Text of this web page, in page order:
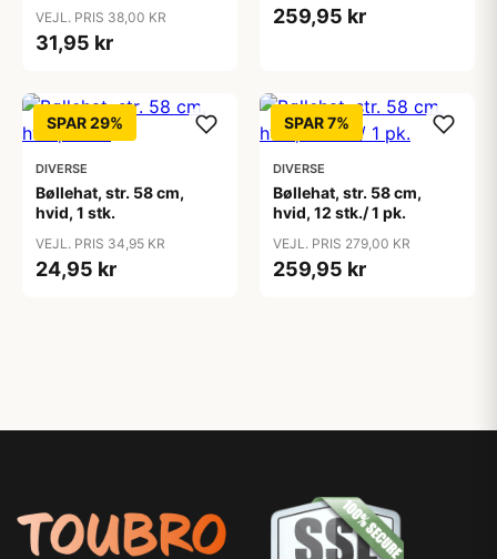
VEJL. PRIS 38,00 KR
31,95 kr
259,95 kr
SPAR 29%
DIVERSE
Bøllehat, str. 58 cm,
hvid, 1 stk.
VEJL. PRIS 34,95 KR
24,95 kr
SPAR 7%
DIVERSE
Bøllehat, str. 58 cm,
hvid, 12 stk./ 1 pk.
VEJL. PRIS 279,00 KR
259,95 kr